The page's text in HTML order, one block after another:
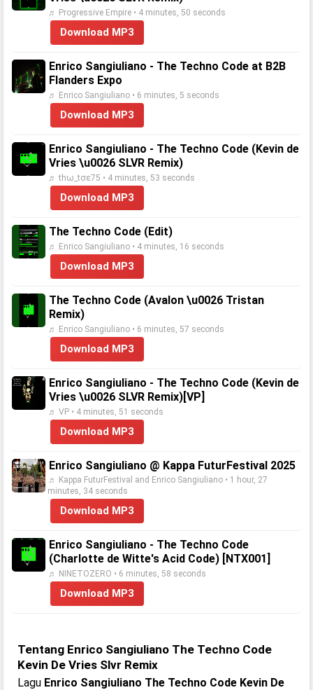
♬ Progressive Empire • 4 minutes, 50 seconds
Download MP3
Enrico Sangiuliano - The Techno Code at B2B
Flanders Expo
♬ Enrico Sangiuliano • 6 minutes, 5 seconds
Download MP3
Enrico Sangiuliano - The Techno Code (Kevin de
Vries \u0026 SLVR Remix)
♬ thω_tσε75 • 4 minutes, 53 seconds
Download MP3
The Techno Code (Edit)
♬ Enrico Sangiuliano • 4 minutes, 16 seconds
Download MP3
The Techno Code (Avalon \u0026 Tristan
Remix)
♬ Enrico Sangiuliano • 6 minutes, 57 seconds
Download MP3
Enrico Sangiuliano - The Techno Code (Kevin de
Vries \u0026 SLVR Remix)[VP]
♬ VP • 4 minutes, 51 seconds
Download MP3
Enrico Sangiuliano @ Kappa FuturFestival 2025
♬ Kappa FuturFestival and Enrico Sangiuliano • 1 hour, 27
minutes, 34 seconds
Download MP3
Enrico Sangiuliano - The Techno Code
(Charlotte de Witte's Acid Code) [NTX001]
♬ NINETOZERO • 6 minutes, 58 seconds
Download MP3
Tentang Enrico Sangiuliano The Techno Code
Kevin De Vries Slvr Remix
Lagu Enrico Sangiuliano The Techno Code Kevin De